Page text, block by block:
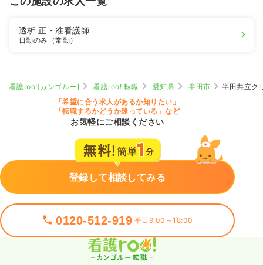
透析正・准看護師
日勤のみ（常勤）
看護roo![カンゴルー] 看護roo! 転職 愛知県 半田市
半田共立ク
「希望に合う求人があるか知りたい」
「転職するかどうか迷っている」など
お気軽にご相談ください
登録して相談してみる
0120-512-919 平日9:00～18:00